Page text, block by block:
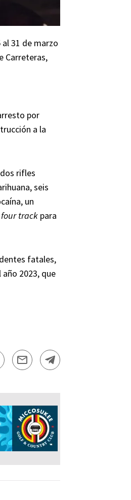
31 de marzo
Carreteras,
por
a la
rifles
seis
un
four track para
fatales,
2023, que